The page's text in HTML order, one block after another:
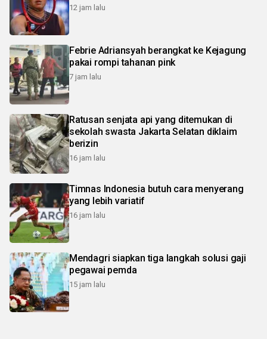
12 jam lalu
Febrie Adriansyah berangkat ke Kejagung
pakai rompi tahanan pink
7 jam lalu
Ratusan senjata api yang ditemukan di
sekolah swasta Jakarta Selatan diklaim
berizin
16 jam lalu
Timnas Indonesia butuh cara menyerang
yang lebih variatif
16 jam lalu
Mendagri siapkan tiga langkah solusi gaji
pegawai pemda
15 jam lalu